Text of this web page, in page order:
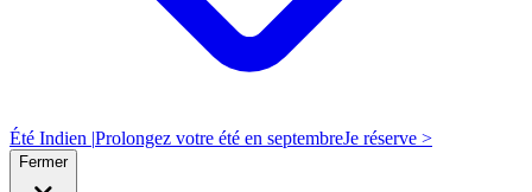
Été Indien |Prolongez votre été en septembreJe réserve >
Fermer